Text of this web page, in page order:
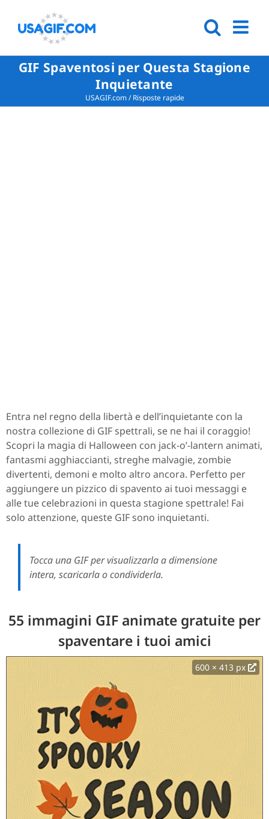
GIF Spaventosi per Questa Stagione
Inquietante
USAGIF.com/Risposte rapide
Entra nel regno della libertà e dell’inquietante con la
nostra collezione di GIF spettrali, se ne hai il coraggio!
Scopri la magia di Halloween con jack-o’-lantern animati,
fantasmi agghiaccianti, streghe malvagie, zombie
divertenti, demoni e molto altro ancora. Perfetto per
aggiungere un pizzico di spavento ai tuoi messaggi e
alle tue celebrazioni in questa stagione spettrale! Fai
solo attenzione, queste GIF sono inquietanti.
Tocca una GIF per visualizzarla a dimensione
intera, scaricarla o condividerla.
55 immagini GIF animate gratuite per
spaventare i tuoi amici
600 × 413 px